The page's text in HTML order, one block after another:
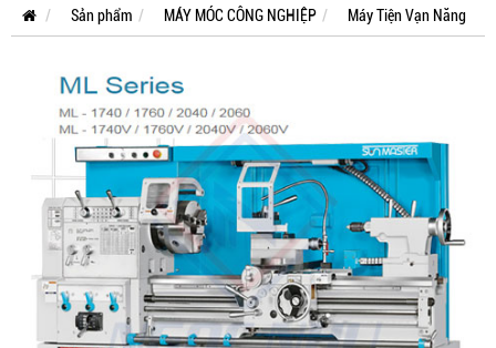
Sản phẩm MÁY MÓC CÔNG NGHIỆP Máy Tiện Vạn Năng